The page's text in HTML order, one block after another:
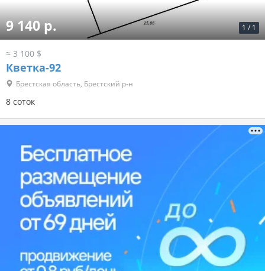
1 / 1
9 140 р.
≈ 3 100 $
Кветка-92
Брестская область, Брестский р-н
8 соток